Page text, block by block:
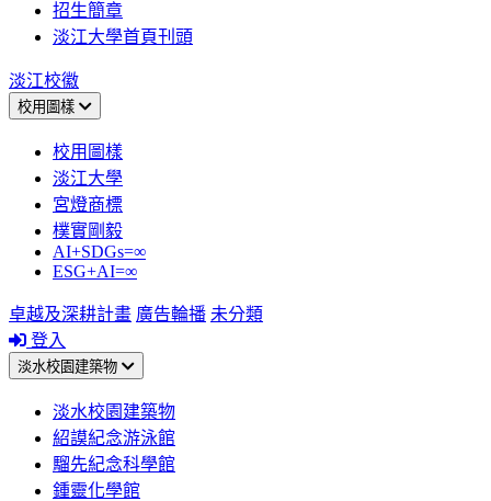
招生簡章
淡江大學首頁刊頭
淡江校徽
校用圖樣
校用圖樣
淡江大學
宮燈商標
樸實剛毅
AI+SDGs=∞
ESG+AI=∞
卓越及深耕計畫 廣告輪播 未分類
登入
淡水校園建築物
淡水校園建築物
紹謨紀念游泳館
騮先紀念科學館
鍾靈化學館